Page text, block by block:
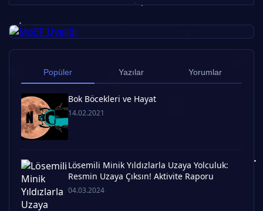
Popüler Yazılar Yorumlar
Bok Böcekleri ve Hayat
14.02.2021
Lösemili Minik Yıldızlarla Uzaya Yolculuk:
Resmin Uzaya Çıksın! Aktivite Raporu
04.03.2024